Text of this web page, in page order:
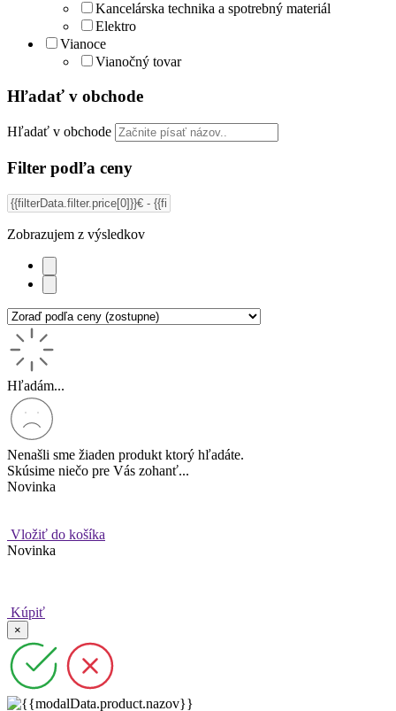
Kancelárska technika a spotrebný materiál
Elektro
Vianoce
Vianočný tovar
Hľadať v obchode
Hľadať v obchode
Filter podľa ceny
Zobrazujem z výsledkov
Hľadám...
Nenašli sme žiaden produkt ktorý hľadáte.
Skúsime niečo pre Vás zohanť...
Novinka
Vložiť do košíka
Novinka
Kúpiť
×